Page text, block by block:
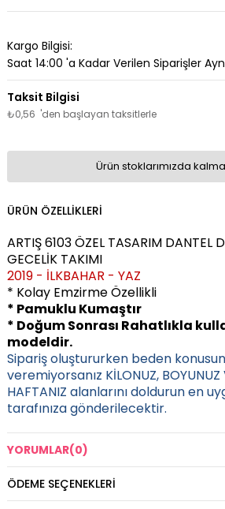
Kargo Bilgisi:
Saat 14:00 'a Kadar Verilen Siparişler
₺0,56 'den başlayan taksitlerle
Ürün stoklarımızda
ÜRÜN ÖZELLIKLERI
ARTIŞ 6103 ÖZEL TASARIM DANTEL
GECELİK TAKIMI
2019 - İLKBAHAR - YAZ
* Kolay Emzirme Özellikli
* Pamuklu Kumaştır
* Doğum Sonrası Rahatlıkla
modeldir.
Sipariş oluştururken beden
veremiyorsanız KİLONUZ, BOYUNUZ
HAFTANIZ alanlarını doldurun en
tarafınıza gönderilecektir.
YORUMLAR(0)
ÖDEME SEÇENEKLERI